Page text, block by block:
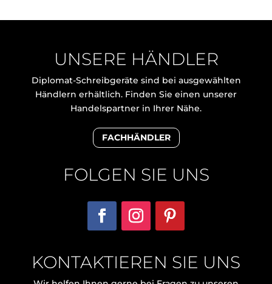
UNSERE HÄNDLER
Diplomat-Schreibgeräte sind bei ausgewählten
Händlern erhältlich. Finden Sie einen unserer
Handelspartner in Ihrer Nähe.
FACHHÄNDLER
FOLGEN SIE UNS
KONTAKTIEREN SIE UNS